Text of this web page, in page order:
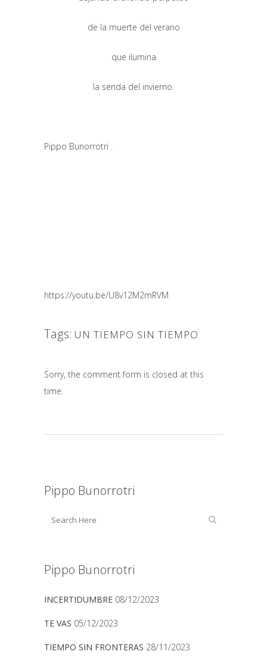
de la muerte del verano
que ilumina
la senda del invierno.
Pippo Bunorrotri .
https://youtu.be/U8v12M2mRVM
Tags: UN TIEMPO SIN TIEMPO
Sorry, the comment form is closed at this
time.
Pippo Bunorrotri
Pippo Bunorrotri
INCERTIDUMBRE 08/12/2023
TE VAS 05/12/2023
TIEMPO SIN FRONTERAS 28/11/2023